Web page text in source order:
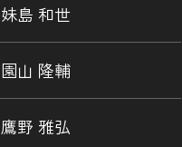
妹島 和世
園山 隆輔
鷹野 雅弘